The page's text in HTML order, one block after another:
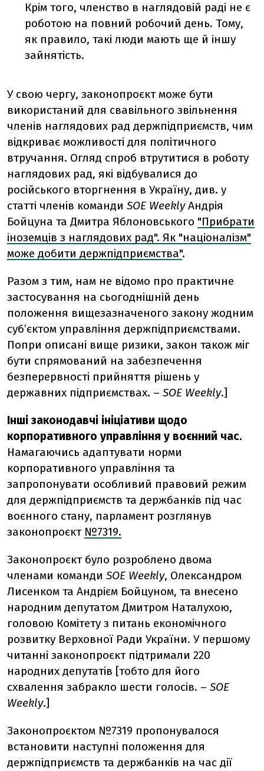
Крім того, членство в наглядовій раді не є
роботою на повний робочий день. Тому,
як правило, такі люди мають ще й іншу
зайнятість.
У свою чергу, законопроєкт може бути
використаний для свавільного звільнення
членів наглядових рад держпідприємств, чим
відкриває можливості для політичного
втручання. Огляд спроб втрутитися в роботу
наглядових рад, які відбувалися до
російського вторгнення в Україну, див. у
статті членів команди SOE WeeklyАндрія
Бойцуна та Дмитра Яблоновського "Прибрати
іноземців з наглядових рад". Як "націоналізм"
може добити держпідприємства".
Разом з тим, нам не відомо про практичне
застосування на сьогоднішній день
положення вищезазначеного закону жодним
суб’єктом управління держпідприємствами.
Попри описані вище ризики, закон також міг
бути спрямований на забезпечення
безперервності прийняття рішень у
державних підприємствах. – SOE Weekly.]
Інші законодавчі ініціативи щодо
корпоративного управління у воєнний час.
Намагаючись адаптувати норми
корпоративного управління та
запропонувати особливий правовий режим
для держпідприємств та держбанків під час
воєнного стану, парламент розглянув
законопроєкт №7319.
Законопроєкт було розроблено двома
членами команди SOE Weekly, Олександром
Лисенком та Андрієм Бойцуном, та внесено
народним депутатом Дмитром Наталухою,
головою Комітету з питань економічного
розвитку Верховної Ради України. У першому
читанні законопроєкт підтримали 220
народних депутатів [тобто для його
схвалення забракло шести голосів. – SOE
Weekly.]
Законопроєктом №7319 пропонувалося
встановити наступні положення для
держпідприємств та держбанків на час дії